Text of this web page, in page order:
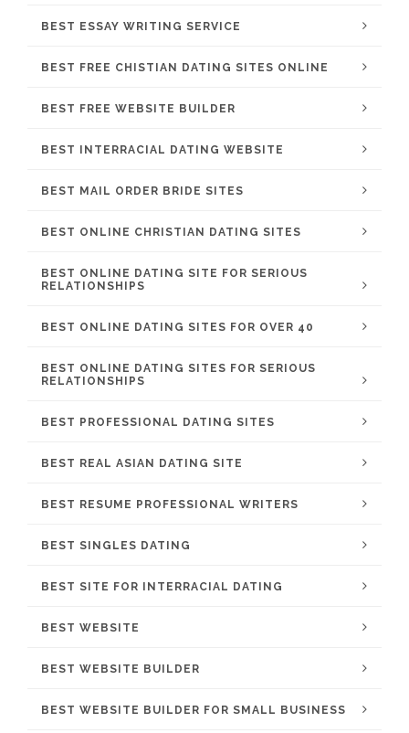
BEST ESSAY WRITING SERVICE
BEST FREE CHISTIAN DATING SITES ONLINE
BEST FREE WEBSITE BUILDER
BEST INTERRACIAL DATING WEBSITE
BEST MAIL ORDER BRIDE SITES
BEST ONLINE CHRISTIAN DATING SITES
BEST ONLINE DATING SITE FOR SERIOUS
RELATIONSHIPS
BEST ONLINE DATING SITES FOR OVER 40
BEST ONLINE DATING SITES FOR SERIOUS
RELATIONSHIPS
BEST PROFESSIONAL DATING SITES
BEST REAL ASIAN DATING SITE
BEST RESUME PROFESSIONAL WRITERS
BEST SINGLES DATING
BEST SITE FOR INTERRACIAL DATING
BEST WEBSITE
BEST WEBSITE BUILDER
BEST WEBSITE BUILDER FOR SMALL BUSINESS